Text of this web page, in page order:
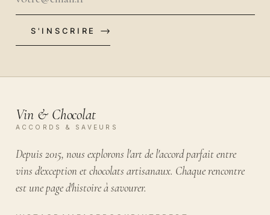
S'INSCRIRE
Vin & Chocolat
ACCORDS & SAVEURS
Depuis 2015, nous explorons l'art de l'accord parfait entre
vins d'exception et chocolats artisanaux. Chaque rencontre
est une page d'histoire à savourer.